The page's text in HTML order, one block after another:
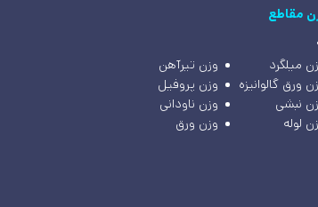
مقاطع
میلگرد
وزن تیرآهن
ورق گالوانیزه
وزن پروفیل
نبشی
وزن ناودانی
لوله
وزن ورق